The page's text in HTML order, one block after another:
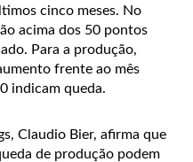
cinco meses. No
acima dos 50 pontos
Para a produção,
frente ao mês
indicam queda.
Claudio Bier, afirma que
de produção podem